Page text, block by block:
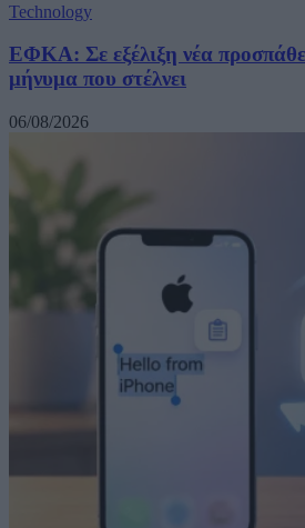
Technology
ΕΦΚΑ: Σε εξέλιξη νέα
μήνυμα που στέλνει
06/08/2026